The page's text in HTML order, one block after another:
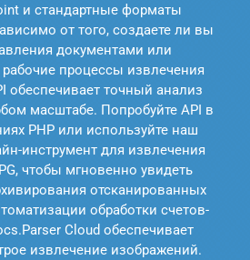
и стандартные форматы
от того, создаете ли вы
документами или
рабочие процессы извлечения
обеспечивает точный анализ
масштабе. Попробуйте API в
PHP или используйте наш
инструмент для извлечения
чтобы мгновенно увидеть
отсканированных
обработки счетов-
Cloud обеспечивает
извлечение изображений.